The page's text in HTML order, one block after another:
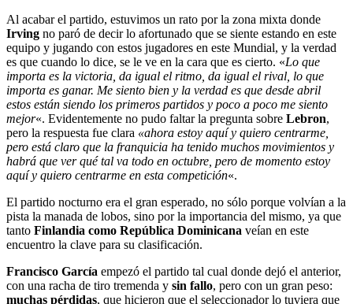
Al acabar el partido, estuvimos un rato por la zona mixta donde
Irving no paró de decir lo afortunado que se siente estando en este
equipo y jugando con estos jugadores en este Mundial, y la verdad
es que cuando lo dice, se le ve en la cara que es cierto. «Lo que
importa es la victoria, da igual el ritmo, da igual el rival, lo que
importa es ganar. Me siento bien y la verdad es que desde abril
estos están siendo los primeros partidos y poco a poco me siento
mejor«. Evidentemente no pudo faltar la pregunta sobre Lebron,
pero la respuesta fue clara «ahora estoy aquí y quiero centrarme,
pero está claro que la franquicia ha tenido muchos movimientos y
habrá que ver qué tal va todo en octubre, pero de momento estoy
aquí y quiero centrarme en esta competición«.
El partido nocturno era el gran esperado, no sólo porque volvían a la
pista la manada de lobos, sino por la importancia del mismo, ya que
tanto Finlandia como República Dominicana veían en este
encuentro la clave para su clasificación.
Francisco García empezó el partido tal cual donde dejó el anterior,
con una racha de tiro tremenda y sin fallo, pero con un gran peso:
muchas pérdidas, que hicieron que el seleccionador lo tuviera que